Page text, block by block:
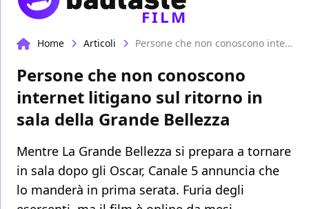
FILM
Home Articoli Persone che non conoscono internet litigano sul ritorno in sala della Grande Bellezza
Persone che non conoscono
internet litigano sul ritorno in
sala della Grande Bellezza
Mentre La Grande Bellezza si prepara a tornare
in sala dopo gli Oscar, Canale 5 annuncia che
lo manderà in prima serata. Furia degli